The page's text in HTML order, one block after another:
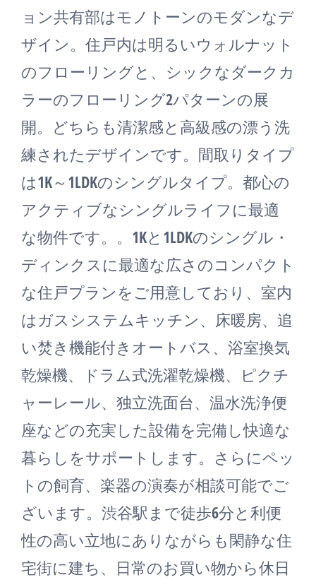
ョン共有部はモノトーンのモダンなデ
ザイン。住戸内は明るいウォルナット
のフローリングと、シックなダークカ
ラーのフローリング2パターンの展
開。どちらも清潔感と高級感の漂う洗
練されたデザインです。間取りタイプ
は1K～1LDKのシングルタイプ。都心の
アクティブなシングルライフに最適
な物件です。。1Kと1LDKのシングル・
ディンクスに最適な広さのコンパクト
な住戸プランをご用意しており、室内
はガスシステムキッチン、床暖房、追
い焚き機能付きオートバス、浴室換気
乾燥機、ドラム式洗濯乾燥機、ピクチ
ャーレール、独立洗面台、温水洗浄便
座などの充実した設備を完備し快適な
暮らしをサポートします。さらにペッ
トの飼育、楽器の演奏が相談可能でご
ざいます。渋谷駅まで徒歩6分と利便
性の高い立地にありながらも閑静な住
宅街に建ち、日常のお買い物から休日